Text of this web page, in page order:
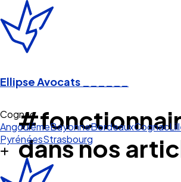
Ellipse Avocats
Cogn
AngoulêmeBayonneBordeauxCognac
PyrénéesStrasbourg
dans nos